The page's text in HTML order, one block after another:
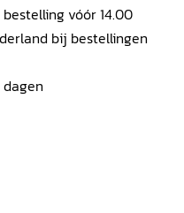
vóór 14.00
bij bestellingen